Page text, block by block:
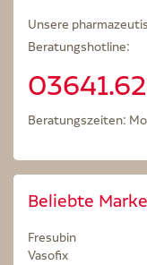
Unsere
Beratungshotline:
Beratungszeiten:
Beliebte
Fresubin
Vasofix